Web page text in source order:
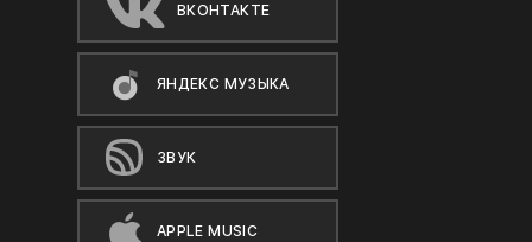
ВКОНТАКТЕ
ЯНДЕКС МУЗЫКА
ЗВУК
APPLE MUSIC